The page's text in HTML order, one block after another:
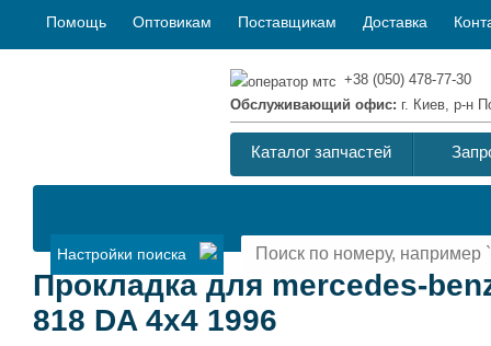
Помощь Оптовикам Поставщикам Доставка
+38 (050) 478-77-30
Обслуживающий офис: г. Киев, р-н
Каталог запчастей
Настройки поиска
Прокладка для mercedes-
818 DA 4x4 1996